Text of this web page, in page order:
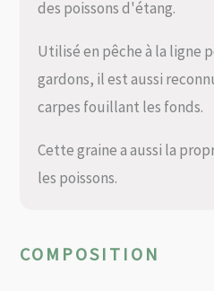
des poissons d'étang.
Utilisé en pêche à la ligne
gardons, il est aussi
carpes fouillant les fonds.
Cette graine a aussi la
les poissons.
COMPOSITION